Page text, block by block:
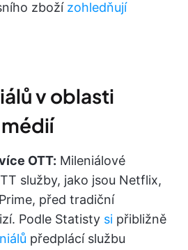
zboží zohledňují
v oblasti
OTT: Mileniálové
služby, jako jsou Netflix,
před tradiční
Podle Statisty si přibližně
předplácí službu